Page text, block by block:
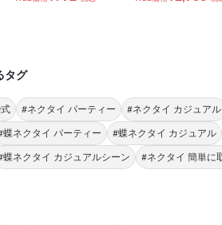
タグ
#ネクタイ パーティー #ネクタイ カジュアル
蝶ネクタイ パーティー #蝶ネクタイ カジュアル
蝶ネクタイ カジュアルシーン #ネクタイ 簡単に